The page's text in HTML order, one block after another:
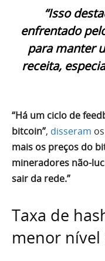
“Isso
enfrentado
para manter
receita,
“Há um ciclo de
bitcoin”, disseram
mais os preços do
mineradores não-
sair da rede.”
Taxa de
menor